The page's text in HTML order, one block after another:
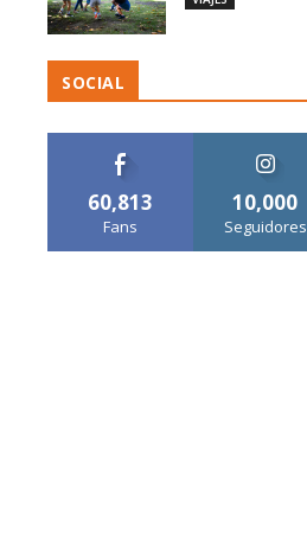
SOCIAL
60,813
Fans
10,000
Seguidores